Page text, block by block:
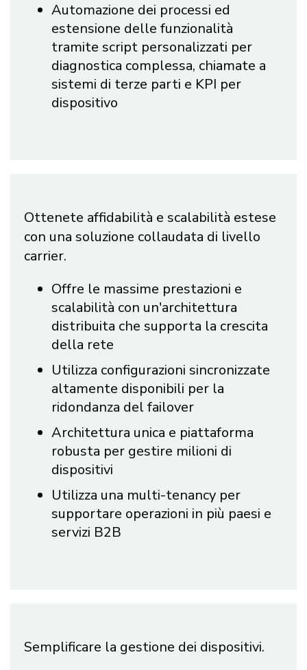
Automazione dei processi ed
estensione delle funzionalità
tramite script personalizzati per
diagnostica complessa, chiamate a
sistemi di terze parti e KPI per
dispositivo
Ottenete affidabilità e scalabilità estese
con una soluzione collaudata di livello
carrier.
Offre le massime prestazioni e
scalabilità con un'architettura
distribuita che supporta la crescita
della rete
Utilizza configurazioni sincronizzate
altamente disponibili per la
ridondanza del failover
Architettura unica e piattaforma
robusta per gestire milioni di
dispositivi
Utilizza una multi-tenancy per
supportare operazioni in più paesi e
servizi B2B
Semplificare la gestione dei dispositivi.